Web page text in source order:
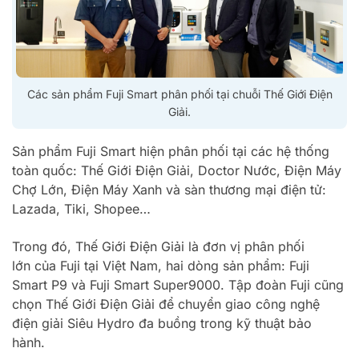
Các sản phẩm Fuji Smart phân phối tại chuỗi Thế Giới Điện
Giải.
Sản phẩm Fuji Smart hiện phân phối tại các hệ thống
toàn quốc: Thế Giới Điện Giải, Doctor Nước, Điện Máy
Chợ Lớn, Điện Máy Xanh và sàn thương mại điện tử:
Lazada, Tiki, Shopee…
Trong đó, Thế Giới Điện Giải là đơn vị phân phối
lớn của Fuji tại Việt Nam, hai dòng sản phẩm: Fuji
Smart P9 và Fuji Smart Super9000. Tập đoàn Fuji cũng
chọn Thế Giới Điện Giải để chuyển giao công nghệ
điện giải Siêu Hydro đa buồng trong kỹ thuật bảo
hành.